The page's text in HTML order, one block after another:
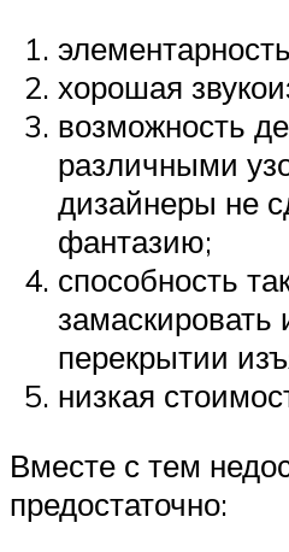
хорошая
возможность
различными
дизайнеры не
фантазию;
способность
перекрытии
низкая
Вместе с тем
предостаточно: